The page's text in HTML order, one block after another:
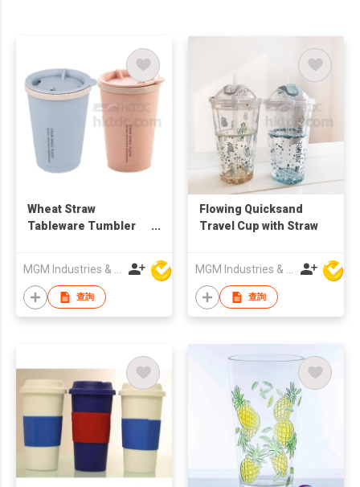
Wheat Straw
Tableware Tumbler
查詢
Flowing Quicksand
Travel Cup with Straw
查詢